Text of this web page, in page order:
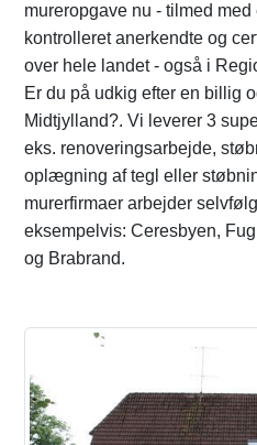
mureropgave nu - tilmed
kontrolleret anerkendte og
over hele landet - også i
Er du på udkig efter en billig
Midtjylland?. Vi leverer 3
eks. renoveringsarbejde,
oplægning af tegl eller
murerfirmaer arbejder
eksempelvis: Ceresbyen,
og Brabrand.